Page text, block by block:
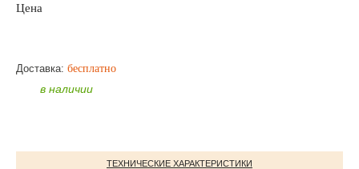
Цена
Доставка: бесплатно
в наличии
ТЕХНИЧЕСКИЕ ХАРАКТЕРИСТИКИ